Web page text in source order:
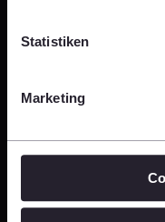
Statistiken
Marketing
Podcast
Unser Podcast ist
Plattformen